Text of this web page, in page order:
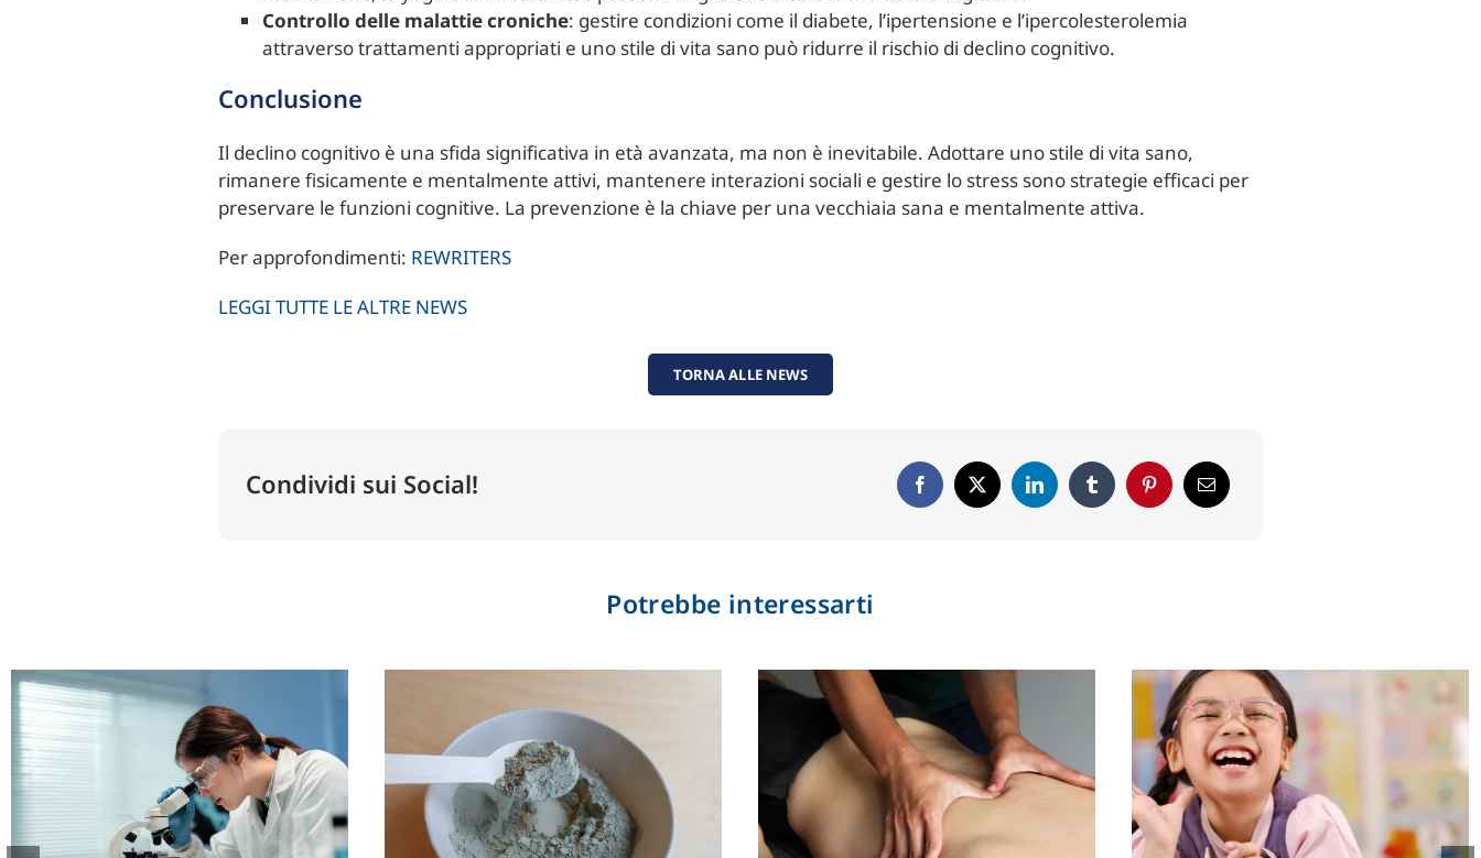
Controllo delle malattie croniche: gestire condizioni come il diabete, l’ipertensione e l’ipercolesterolemia
attraverso trattamenti appropriati e uno stile di vita sano può ridurre il rischio di declino cognitivo.
Conclusione
Il declino cognitivo è una sfida significativa in età avanzata, ma non è inevitabile. Adottare uno stile di vita sano,
rimanere fisicamente e mentalmente attivi, mantenere interazioni sociali e gestire lo stress sono strategie efficaci per
preservare le funzioni cognitive. La prevenzione è la chiave per una vecchiaia sana e mentalmente attiva.
Per approfondimenti: REWRITERS
LEGGI TUTTE LE ALTRE NEWS
TORNA ALLE NEWS
Condividi sui Social!
Potrebbe interessarti